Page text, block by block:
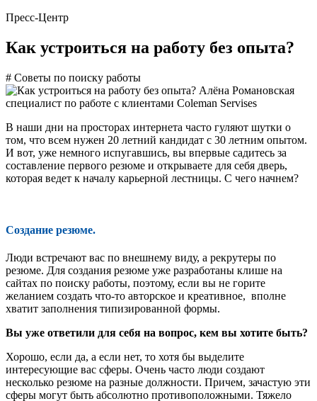
Пресс-Центр
Как устроиться на работу без опыта?
# Советы по поиску работы
Алёна Романовская
специалист по работе с клиентами Coleman Servises
В наши дни на просторах интернета часто гуляют шутки о
том, что всем нужен 20 летний кандидат с 30 летним опытом.
И вот, уже немного испугавшись, вы впервые садитесь за
составление первого резюме и открываете для себя дверь,
которая ведет к началу карьерной лестницы. С чего начнем?
Создание резюме.
Люди встречают вас по внешнему виду, а рекрутеры по
резюме. Для создания резюме уже разработаны клише на
сайтах по поиску работы, поэтому, если вы не горите
желанием создать что-то авторское и креативное, вполне
хватит заполнения типизированной формы.
Вы уже ответили для себя на вопрос, кем вы хотите быть?
Хорошо, если да, а если нет, то хотя бы выделите
интересующие вас сферы. Очень часто люди создают
несколько резюме на разные должности. Причем, зачастую эти
сферы могут быть абсолютно противоположными. Тяжело